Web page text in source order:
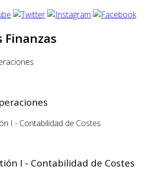
Finanzas
I - Contabilidad de Costes